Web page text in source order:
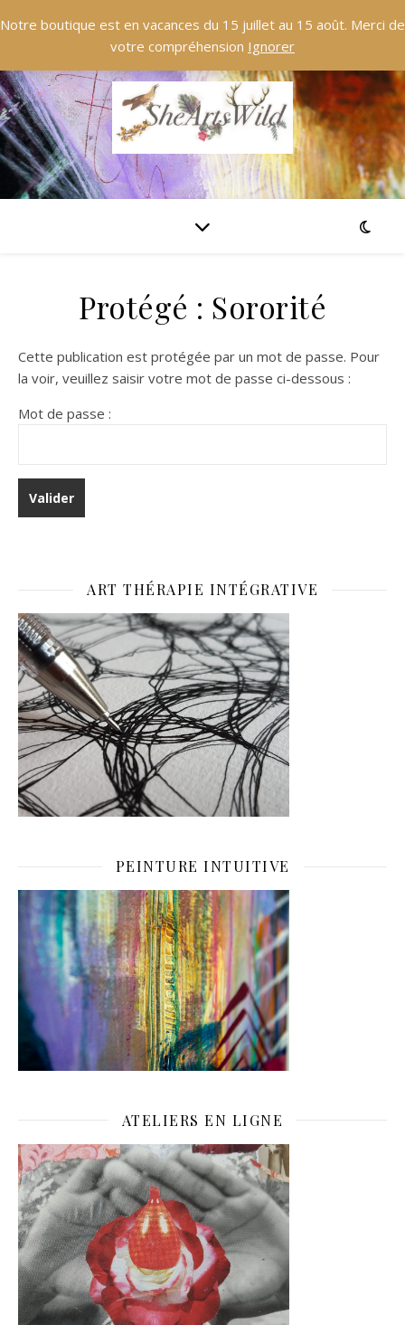
Notre boutique est en vacances du 15 juillet au 15 août. Merci de
votre compréhension Ignorer
Protégé : Sororité
Cette publication est protégée par un mot de passe. Pour
la voir, veuillez saisir votre mot de passe ci-dessous :
Mot de passe :
ART THÉRAPIE INTÉGRATIVE
PEINTURE INTUITIVE
ATELIERS EN LIGNE